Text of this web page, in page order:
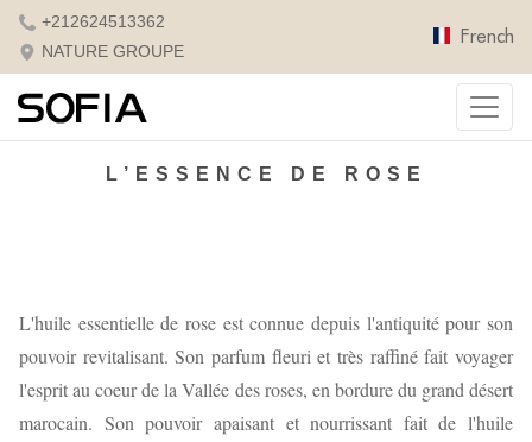
+212624513362
NATURE GROUPE
French
L’ESSENCE DE ROSE
L'huile essentielle de rose est connue depuis l'antiquité pour son
pouvoir revitalisant. Son parfum fleuri et très raffiné fait voyager
l'esprit au coeur de la Vallée des roses, en bordure du grand désert
marocain. Son pouvoir apaisant et nourrissant fait de l'huile